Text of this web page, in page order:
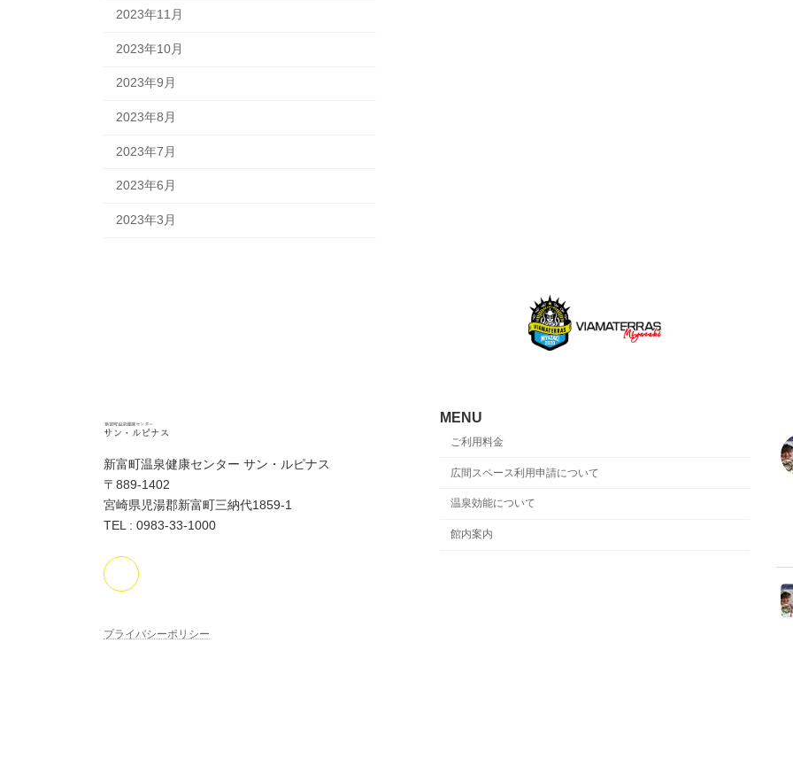
2023年11月
2023年10月
2023年9月
2023年8月
2023年7月
2023年6月
2023年3月
新富町温泉健康センター サン・ルピナス
〒889-1402
宮崎県児湯郡新富町三納代1859-1
TEL : 0983-33-1000
プライバシーポリシー
MENU
ご利用料金
広間スペース利用申請について
温泉効能について
館内案内